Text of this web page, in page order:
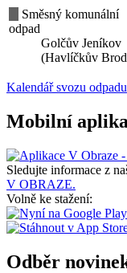
Směsný komunální
odpad
Golčův Jeníkov
(Havlíčkův
Kalendář svozu odpadu
Mobilní
Sledujte informace z
V OBRAZE.
Volně ke stažení:
Odběr